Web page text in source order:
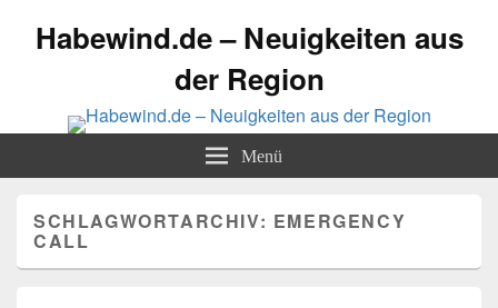
Habewind.de – Neuigkeiten aus
der Region
Menü
SCHLAGWORTARCHIV: EMERGENCY
CALL